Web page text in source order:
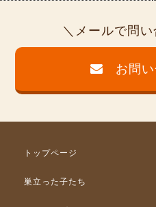
メールで問
お問
トップページ
巣立った子たち